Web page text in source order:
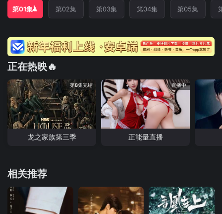
第01集 第02集 第03集 第04集 第05集
正在热映🔥
第8集完结
龙之家族第三季
直播中
正能量直播
相关推荐